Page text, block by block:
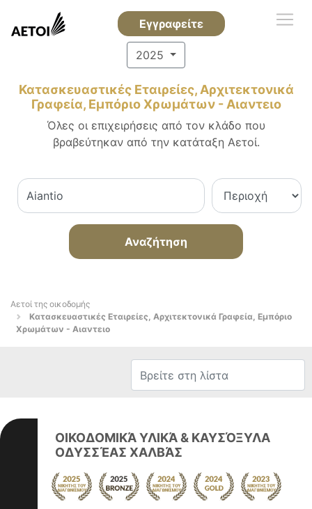
Εγγραφείτε
2025
Κατασκευαστικές Εταιρείες, Αρχιτεκτονικά
Γραφεία, Εμπόριο Χρωμάτων - Αιαντειο
Όλες οι επιχειρήσεις από τον κλάδο που
βραβεύτηκαν από την κατάταξη Αετοί.
Αναζήτηση
Αετοί της οικοδομής
Κατασκευαστικές Εταιρείες, Αρχιτεκτονικά Γραφεία, Εμπόριο
Χρωμάτων - Αιαντειο
ΟΙΚΟΔΟΜΙΚΆ ΥΛΙΚΆ & ΚΑΥΣΌΞΥΛΑ
ΟΔΥΣΣΈΑΣ ΧΑΛΒΆΣ